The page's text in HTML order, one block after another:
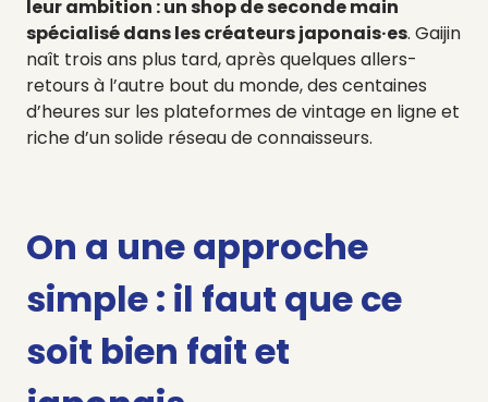
leur ambition : un shop de seconde main
spécialisé dans les créateurs japonais·es. Gaijin
naît trois ans plus tard, après quelques allers-
retours à l’autre bout du monde, des centaines
d’heures sur les plateformes de vintage en ligne et
riche d’un solide réseau de connaisseurs.
On a une approche
simple : il faut que ce
soit bien fait et